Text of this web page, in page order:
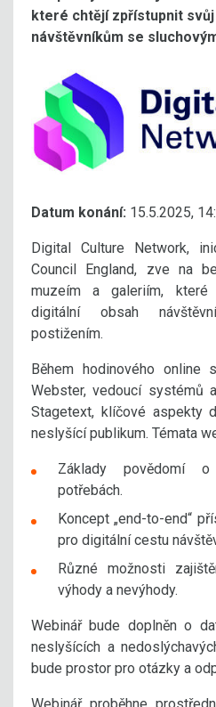
které chtějí zpřístupnit
návštěvníkům se
Datum konání: 15.5.2025,
Digital Culture Network,
Council England, zve na
muzeím a galeriím,
digitální obsah
postižením.
Během hodinového online
Webster, vedoucí systémů
Stagetext, klíčové aspekty
neslyšící publikum. Témata
Základy povědomí
potřebách.
Koncept „end-to-end“
pro digitální cestu
Různé možnosti
výhody a nevýhody.​
Webinář bude doplněn o
neslyšících a
bude prostor pro otázky a